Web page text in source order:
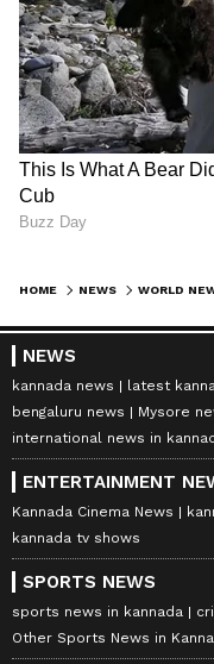
HOME NEWS WORLD
NEWS
kannada news latest
bengaluru news
Mysore
international news in
ENTERTAINMENT
Kannada Cinema News
kannada tv shows
SPORTS NEWS
sports news in kannada
Other Sports News in